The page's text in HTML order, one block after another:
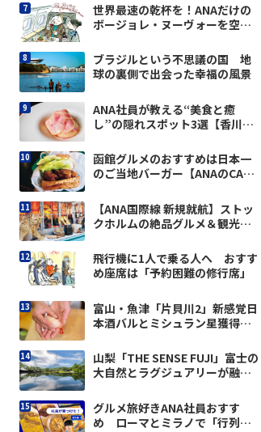
世界最速の乾杯を！ANAだけの
ボージョレ・ヌーヴォーを空の
ブラジルという不思議の国 地
球の裏側で出会った幸福の風景
ANA社員が教える“美食と癒
し”の隠れスポット3選【香川・
函館グルメのおすすめは日本一
のご当地バーガー【ANAのCAが
【ANA国際線 新規就航】ストッ
クホルムの絶品グルメ＆観光ス
飛行機に1人で乗る人へ おすす
め座席は「予約困難の修行席」
富山・魚津「片貝川2」新感覚日
本酒バルとミシュラン星獲得の
山梨「THE SENSE FUJI」富士の
大自然とラグジュアリーが融合
グルメ旅好きANA社員おすす
め ローマとミラノで「行列し